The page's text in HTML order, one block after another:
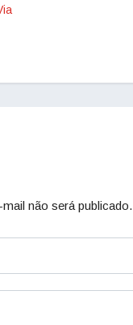
não será publicado.